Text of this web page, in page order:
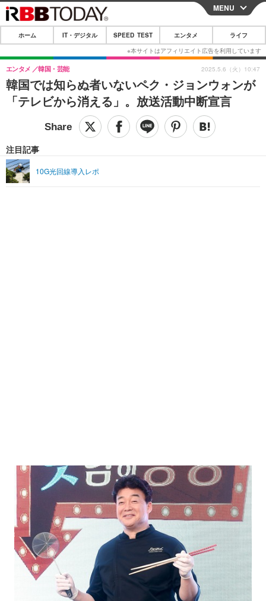
CLOSE
ホーム
IT・デジタル
IT・デジタルTOP スマートフォン
ショッピング その他
SPEED TEST
エンタメTOP 映画・ドラマ
ライフTOP
リリース一覧
MENU
ホーム IT・デジタル SPEED TEST エンタメ ライフ
韓国では知らぬ者いないペク・ジョンウォンが
「テレビから消える」。放送活動中断宣言
エンタメ 韓国・芸能
注目記事
10G光回線導入レポ
2025.5.6（火）10:47